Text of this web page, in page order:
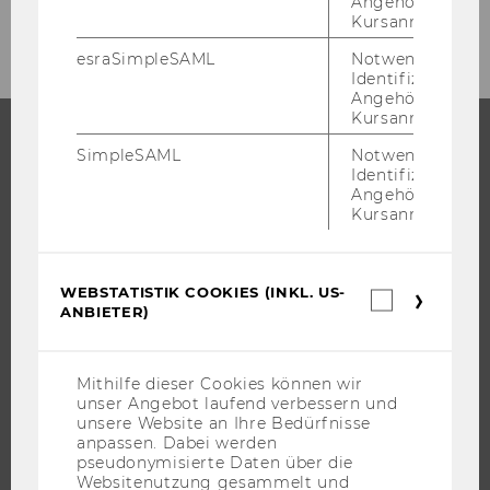
DOKTORAT / PHD
BEWERBUNG UND ZULASSUNG
INFORMATIONEN FÜR STUDIERENDE
INTERNATIONALE UND INCOMING EXCHANGE STUDIERENDE
ANGEBOTE FÜR SCHULEN UND STUDIENINTERESSIERTE
Kursanmeldung.
esraSimpleSAML
Notwendig zur
Identifizierung
Angehörige/r für
Kursanmeldung.
SimpleSAML
Notwendig zur
Identifizierung
Angehörige/r für
Kursanmeldung.
WEBSTATISTIK COOKIES (INKL. US-
ANBIETER)
Mithilfe dieser Cookies können wir
unser Angebot laufend verbessern und
unsere Website an Ihre Bedürfnisse
anpassen. Dabei werden
pseudonymisierte Daten über die
Websitenutzung gesammelt und